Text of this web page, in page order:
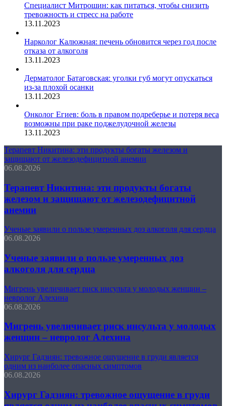
Специалист Митрошин: как питаться, чтобы снизить
тревожность и стресс на работе
13.11.2023
Нарколог Калюжная: печень обновится через год после
отказа от алкоголя
13.11.2023
Дерматолог Батаговская: уголки губ могут опускаться
из-за плохой осанки
13.11.2023
Онколог Егиев: боль в правом подреберье и потеря веса
возможны при раке поджелудочной железы
13.11.2023
Терапевт Никитина: эти продукты богаты железом и
защищают от железодефицитной анемии
06.08.2026
Терапевт Никитина: эти продукты богаты
железом и защищают от железодефицитной
анемии
Ученые заявили о пользе умеренных доз алкоголя для сердца
06.08.2026
Ученые заявили о пользе умеренных доз
алкоголя для сердца
Мигрень увеличивает риск инсульта у молодых женщин –
невролог Алехина
06.08.2026
Мигрень увеличивает риск инсульта у молодых
женщин – невролог Алехина
Хирург Гадзиян: тревожное ощущение в груди является
одним из наиболее опасных симптомов
06.08.2026
Хирург Гадзиян: тревожное ощущение в груди